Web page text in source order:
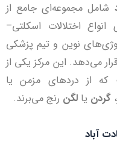
شامل مجموعه‌ای جامع از
اختلالات اسکلتی–
نوین و تیم پزشکی
می‌دهد. این مرکز یکی از
که از دردهای مزمن یا
، گردن یا لگن رنج می‌برند.
آباد